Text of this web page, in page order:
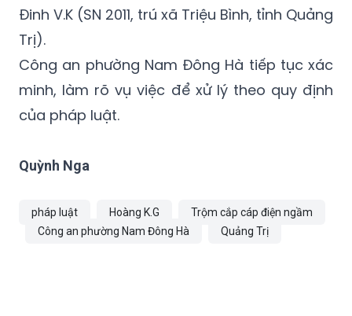
Đinh V.K (SN 2011, trú xã Triệu Bình, tỉnh Quảng
Trị).
Công an phường Nam Đông Hà tiếp tục xác
minh, làm rõ vụ việc để xử lý theo quy định
của pháp luật.
Quỳnh Nga
pháp luật Hoàng K.G
Trộm cắp cáp điện ngầm
Công an phường Nam Đông Hà
Quảng Trị